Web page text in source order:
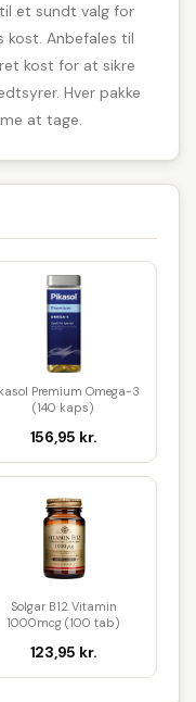
et sundt valg for
kost. Anbefales til
kost for at sikre
Hver pakke
at tage.
Premium Omega-3
(140 kaps)
156,95 kr.
Solgar B12 Vitamin
1000mcg (100 tab)
123,95 kr.